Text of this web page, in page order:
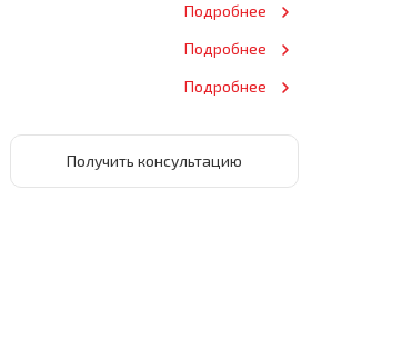
Подробнее
Подробнее
Подробнее
Получить консультацию